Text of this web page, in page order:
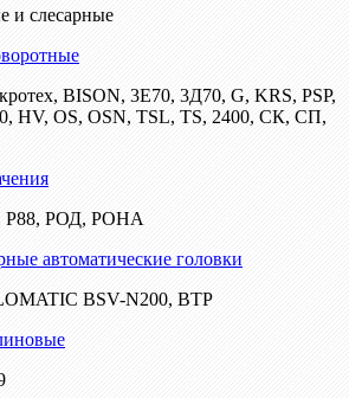
и слесарные
BISON, 3Е70, 3Д70, G, KRS, PSP,
HV, OS, OSN, TSL, TS, 2400, СК, СП,
РОД, РОНА
автоматические головки
BSV-N200, ВТР